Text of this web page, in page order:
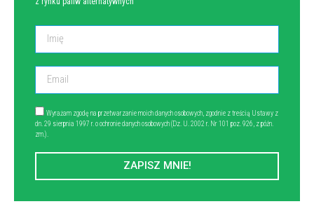
Wyrażam zgodę na przetwarzanie moich danych osobowych, zgodnie z treścią Ustawy z
dn. 29 sierpnia 1997 r. o ochronie danych osobowych (Dz. U. 2002 r. Nr 101 poz. 926, z późn.
zm.).
ZAPISZ MNIE!